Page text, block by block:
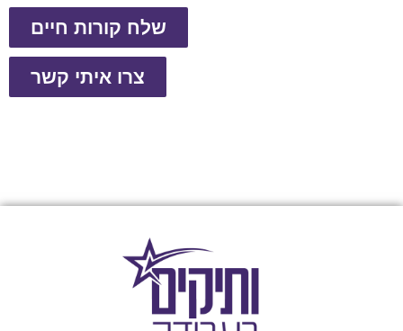
שלח קורות חיים
צרו איתי קשר